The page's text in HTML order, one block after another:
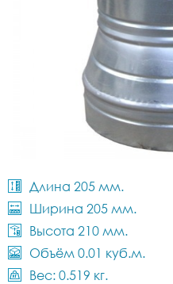
Длина 205 мм.
Ширина 205 мм.
Высота 210 мм.
Объём 0.01 куб.м.
Вес: 0.519 кг.